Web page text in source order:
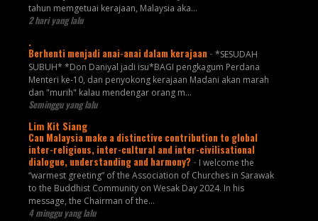
tahun memgetuai kerajaan, Malaysia aka...
2 hari yang lalu
.
Berhenti menjadi anai-anai dalam kerajaan - *SESUDAH
SUBUH* *Don Daniyal jadi isu*BAGI pengkagum Perdana
Menteri ke-10, dan penyokong kerajaan Madani akan marah
dan "murih" kalau mendengar orang m...
Seminggu yang lalu
Lim Kit Siang
Can Malaysia make a distinctive contribution to global
inter-religious, inter-cultural and inter-civilisational
dialogue, understanding and harmony? - I welcome the
“warmest greeting” of the Association of Churches in Sarawak
to the Buddhist Community on Wesak Day 2024. In his
message, the Chairman of the...
4 minggu yang lalu